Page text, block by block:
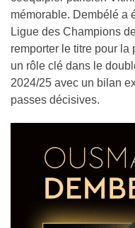
mémorable. Dembélé a
Ligue des Champions
remporter le titre pour la
un rôle clé dans le
2024/25 avec un bilan
passes décisives.